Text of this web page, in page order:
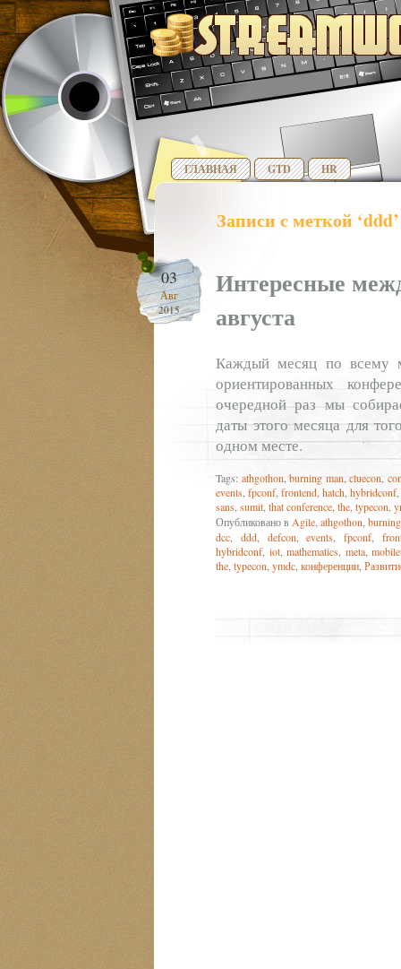
ГЛАВНАЯ GTD HR
Записи с меткой ‘ddd’
03
Авг
2015
Интересные
августа
Каждый месяц по всему
ориентированных
очередной раз мы
даты этого месяца для
одном месте.
Tags: athgothon ,burning man ,cluecon,
events fpconf, frontend hatch hybridconf,
sans sumit that conference the typecon
Опубликовано в Agile athgothon
dcc
ddd, defcon ,events ,fpconf,
hybridconf, iot,mathematics meta,
the typecon ymdc конференции